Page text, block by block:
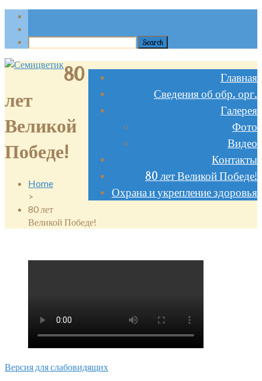
Главная
Сведения об обр. орг.
Галерея
Фото
Видео
Контакты
80 лет Великой Победе!
Охрана и укрепление здоровья
80
лет
Великой
Победе!
Home
>
80 лет
Великой Победе!
Версия для слабовидящих